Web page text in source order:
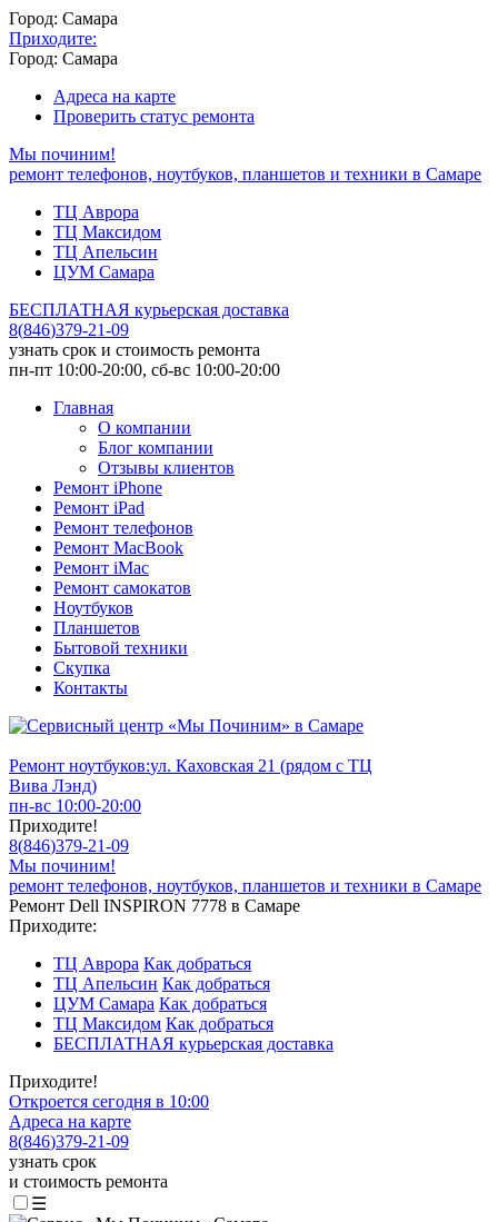
Город: Самара
Приходите:
Город: Самара
Адреса на карте
Проверить статус ремонта
Мы починим!
ремонт телефонов, ноутбуков, планшетов и техники в Самаре
ТЦ Аврора
ТЦ Максидом
ТЦ Апельсин
ЦУМ Самара
БЕСПЛАТНАЯ курьерская доставка
8(846)379-21-09
узнать срок и стоимость ремонта
пн-пт 10:00-20:00, сб-вс 10:00-20:00
Главная
О компании
Блог компании
Отзывы клиентов
Ремонт iPhone
Ремонт iPad
Ремонт телефонов
Ремонт MacBook
Ремонт iMac
Ремонт самокатов
Ноутбуков
Планшетов
Бытовой техники
Скупка
Контакты
Ремонт ноутбуков:ул. Каховская 21 (рядом с ТЦ
Вива Лэнд)
пн-вс 10:00-20:00
Приходите!
8(846)379-21-09
Мы починим!
ремонт телефонов, ноутбуков, планшетов и техники в Самаре
Ремонт Dell INSPIRON 7778 в Самаре
Приходите:
ТЦ Аврора Как добраться
ТЦ Апельсин Как добраться
ЦУМ Самара Как добраться
ТЦ Максидом Как добраться
БЕСПЛАТНАЯ курьерская доставка
Приходите!
Откроется сегодня в 10:00
Адреса на карте
8(846)379-21-09
узнать срок
и стоимость ремонта
☰